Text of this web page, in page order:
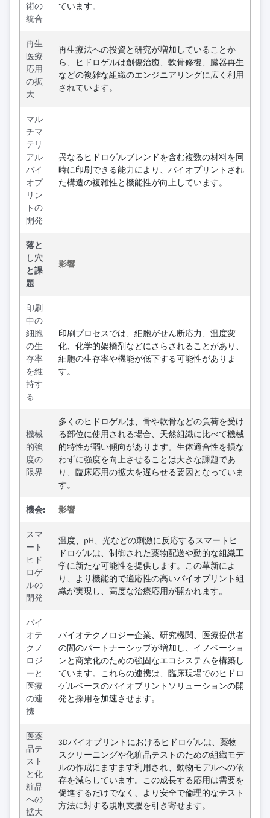
術の
統合
ています。
再生
医療
応用
の拡
大
再生療法への投資と研究が増加していることか
ら、ヒドロゲルは創傷治癒、軟骨修復、臓器再生
などの複雑な組織のエンジニアリングに広く利用
されています。
マル
チマ
テリ
アル
バイ
オプ
リン
トの
開発
異なるヒドロゲルブレンドを含む複数の材料を同
時に印刷できる能力により、バイオプリントされ
た構造の複雑性と機能性が向上しています。
落と
し穴
と課
題
影響
印刷
中の
細胞
の生
存率
を維
持す
る
印刷プロセスでは、細胞がせん断応力、温度変
化、化学的架橋剤などにさらされることがあり、
細胞の生存率や機能が低下する可能性がありま
す。
機械
的強
度の
限界
多くのヒドロゲルは、骨や軟骨などの負荷を受け
る部位に使用される場合、天然組織に比べて機械
的特性が弱い傾向があります。生体適合性を損な
わずに強度を向上させることは大きな課題であ
り、臨床応用の拡大を遅らせる要因となっていま
す。
機会: 影響
スマ
ート
ヒド
ロゲ
ルの
開発
温度、pH、光などの刺激に反応するスマートヒ
ドロゲルは、制御された薬物配送や動的な組織工
学に新たな可能性を提供します。この革新によ
り、より機能的で適応性の高いバイオプリント組
織が実現し、高度な治療応用が開かれます。
バイ
オテ
クノ
ロジ
ーと
医療
の連
携
バイオテクノロジー企業、研究機関、医療提供者
の間のパートナーシップが増加し、イノベーショ
ンと商業化のための強固なエコシステムを構築し
ています。これらの連携は、臨床現場でのヒドロ
ゲルベースのバイオプリントソリューションの開
発と採用を加速させます。
医薬
品テ
スト
と化
粧品
への
拡大
3Dバイオプリントにおけるヒドロゲルは、薬物
スクリーニングや化粧品テストのための組織モデ
ルの作成にますます利用され、動物モデルへの依
存を減らしています。この成長する応用は需要を
促進するだけでなく、より安全で倫理的なテスト
方法に対する規制支援を引き寄せます。